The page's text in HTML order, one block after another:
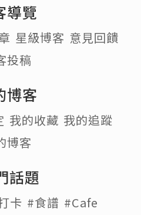
導覽
星級博客 意見回饋
投稿
博客
我的收藏 我的追蹤
博客
話題
卡 #食譜 #Cafe